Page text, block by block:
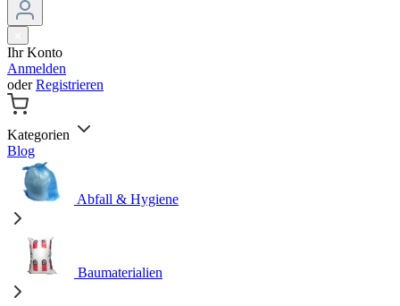
Ihr Konto
Anmelden
oderRegistrieren
Kategorien
Blog
Abfall & Hygiene
Baumaterialien